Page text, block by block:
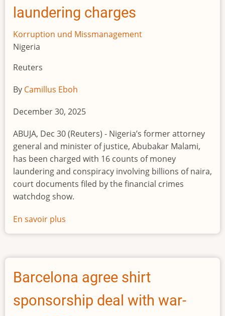
laundering charges
Korruption und Missmanagement
Nigeria
Reuters
By Camillus Eboh
December 30, 2025
ABUJA, Dec 30 (Reuters) - Nigeria’s former attorney
general and minister of justice, Abubakar Malami,
has been charged with 16 counts of money
laundering and conspiracy involving billions of naira,
court documents filed by the financial crimes
watchdog show.
En savoir plus
Nigerian
justice
Malami
faces
16
Barcelona agree shirt
sponsorship deal with war-